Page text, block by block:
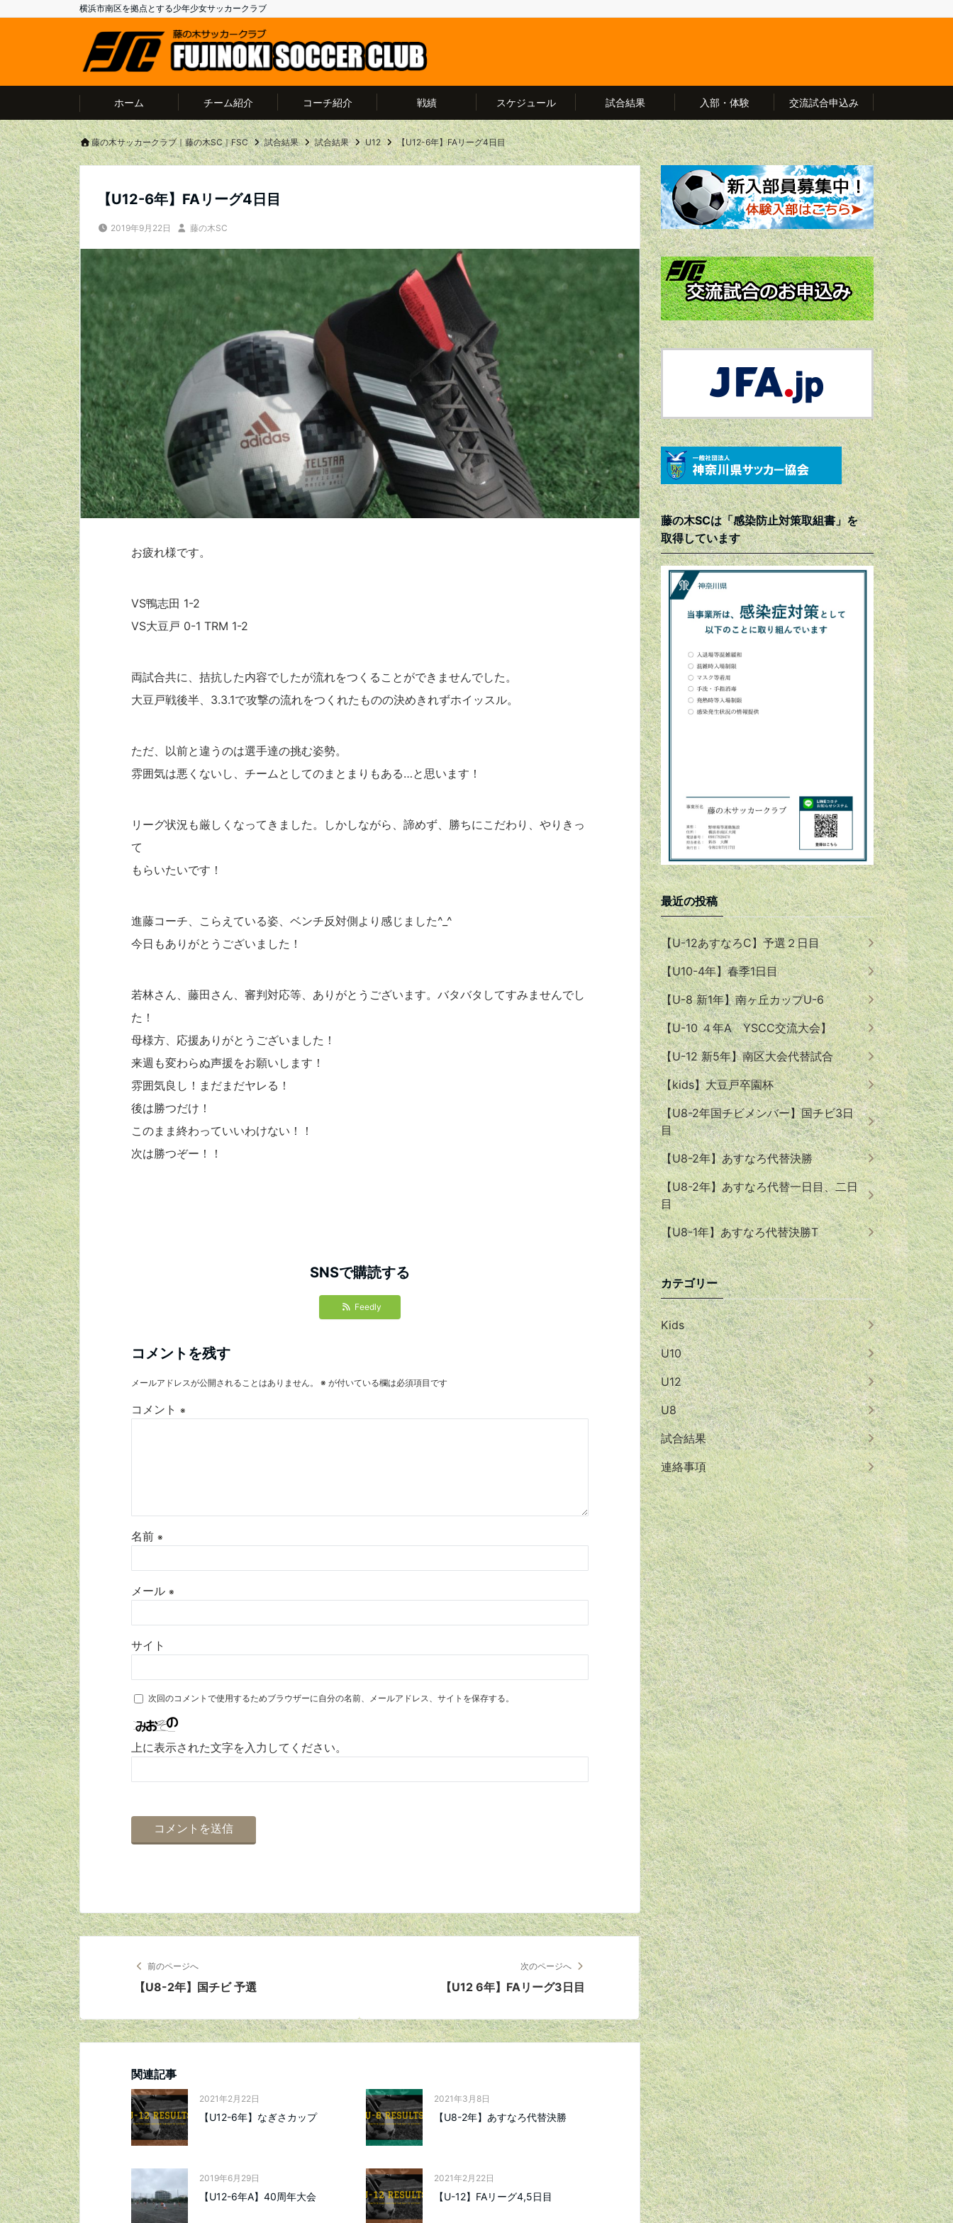
横浜市南区を拠点とする少年少女サッカークラブ
ホーム チーム紹介 コーチ紹介 戦績 スケジュール 試合結果 入部・体験 交流試合申込み
藤の木サッカークラブ｜藤の木SC｜FSC 試合結果 試合結果 U12 【U12-6年】FAリーグ4日目
【U12-6年】FAリーグ4日目
2019年9月22日 藤の木SC
お疲れ様です。
VS鴨志田 1-2
VS大豆戸 0-1 TRM 1-2
両試合共に、拮抗した内容でしたが流れをつくることができませんでした。
大豆戸戦後半、3.3.1で攻撃の流れをつくれたものの決めきれずホイッスル。
ただ、以前と違うのは選手達の挑む姿勢。
雰囲気は悪くないし、チームとしてのまとまりもある…と思います！
リーグ状況も厳しくなってきました。しかしながら、諦めず、勝ちにこだわり、やりきっ
て
もらいたいです！
進藤コーチ、こらえている姿、ベンチ反対側より感じました^_^
今日もありがとうございました！
若林さん、藤田さん、審判対応等、ありがとうございます。バタバタしてすみませんでし
た！
母様方、応援ありがとうございました！
来週も変わらぬ声援をお願いします！
雰囲気良し！まだまだヤレる！
後は勝つだけ！
このまま終わっていいわけない！！
次は勝つぞー！！
SNSで購読する
Feedly
コメントを残す
メールアドレスが公開されることはありません。 ※ が付いている欄は必須項目です
コメント ※
名前 ※
メール ※
サイト
次回のコメントで使用するためブラウザーに自分の名前、メールアドレス、サイトを保存する。
上に表示された文字を入力してください。
前のページへ
【U8-2年】国チビ 予選
次のページへ
【U12 6年】FAリーグ3日目
関連記事
2021年2月22日
【U12-6年】なぎさカップ
2021年3月8日
【U8-2年】あすなろ代替決勝
2019年6月29日
【U12-6年A】40周年大会
2021年2月22日
【U-12】FAリーグ4,5日目
藤の木SCは「感染防止対策取組書」を
取得しています
最近の投稿
【U-12あすなろC】予選２日目
【U10-4年】春季1日目
【U-8 新1年】南ヶ丘カップU-6
【U-10 ４年A YSCC交流大会】
【U-12 新5年】南区大会代替試合
【kids】大豆戸卒園杯
【U8-2年国チビメンバー】国チビ3日
目
【U8-2年】あすなろ代替決勝
【U8-2年】あすなろ代替一日目、二日
目
【U8-1年】あすなろ代替決勝T
カテゴリー
Kids
U10
U12
U8
試合結果
連絡事項